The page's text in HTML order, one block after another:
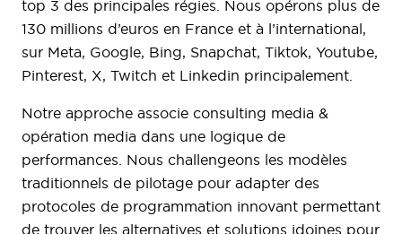
top 3 des principales régies. Nous opérons plus de
130 millions d’euros en France et à l’international,
sur Meta, Google, Bing, Snapchat, Tiktok, Youtube,
Pinterest, X, Twitch et Linkedin principalement.
Notre approche associe consulting media &
opération media dans une logique de
performances. Nous challengeons les modèles
traditionnels de pilotage pour adapter des
protocoles de programmation innovant permettant
de trouver les alternatives et solutions idoines pour